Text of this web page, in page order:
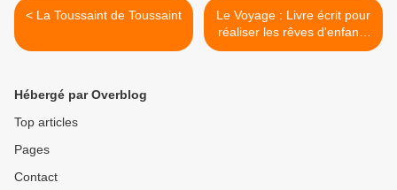
< La Toussaint de Toussaint
Le Voyage : Livre écrit pour
réaliser les rêves d'enfants
malade >
Hébergé par Overblog
Top articles
Pages
Contact